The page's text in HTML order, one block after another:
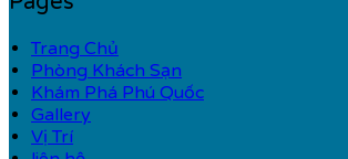
Trang Chủ
Phòng Khách Sạn
Khám Phá Phú Quốc
Gallery
Vị Trí